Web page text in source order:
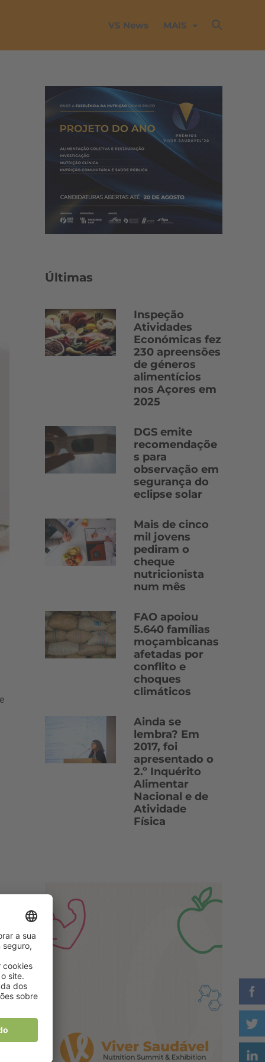
VS News MAIS
Últimas
Inspeção
Atividades
Económicas fez
230 apreensões
de géneros
alimentícios
nos Açores em
2025
DGS emite
recomendaçõe
s para
observação em
segurança do
eclipse solar
Mais de cinco
mil jovens
pediram o
cheque
nutricionista
num mês
FAO apoiou
5.640 famílias
moçambicanas
afetadas por
conflito e
choques
climáticos
Ainda se
lembra? Em
2017, foi
apresentado o
2.º Inquérito
Alimentar
Nacional e de
Atividade
Física